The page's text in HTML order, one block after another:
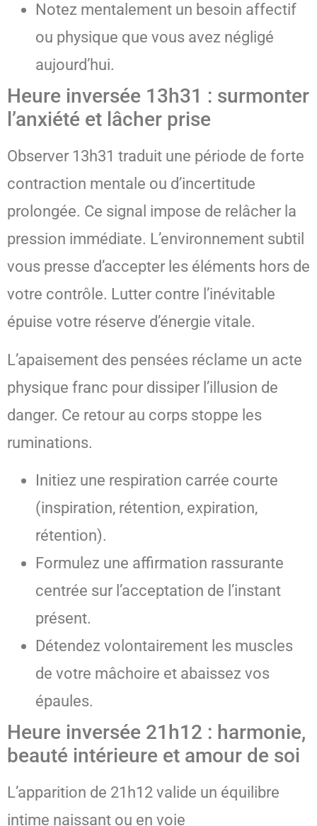
Notez mentalement un besoin affectif
ou physique que vous avez négligé
aujourd’hui.
Heure inversée 13h31 : surmonter
l’anxiété et lâcher prise
Observer 13h31 traduit une période de forte
contraction mentale ou d’incertitude
prolongée. Ce signal impose de relâcher la
pression immédiate. L’environnement subtil
vous presse d’accepter les éléments hors de
votre contrôle. Lutter contre l’inévitable
épuise votre réserve d’énergie vitale.
L’apaisement des pensées réclame un acte
physique franc pour dissiper l’illusion de
danger. Ce retour au corps stoppe les
ruminations.
Initiez une respiration carrée courte
(inspiration, rétention, expiration,
rétention).
Formulez une affirmation rassurante
centrée sur l’acceptation de l’instant
présent.
Détendez volontairement les muscles
de votre mâchoire et abaissez vos
épaules.
Heure inversée 21h12 : harmonie,
beauté intérieure et amour de soi
L’apparition de 21h12 valide un équilibre
intime naissant ou en voie